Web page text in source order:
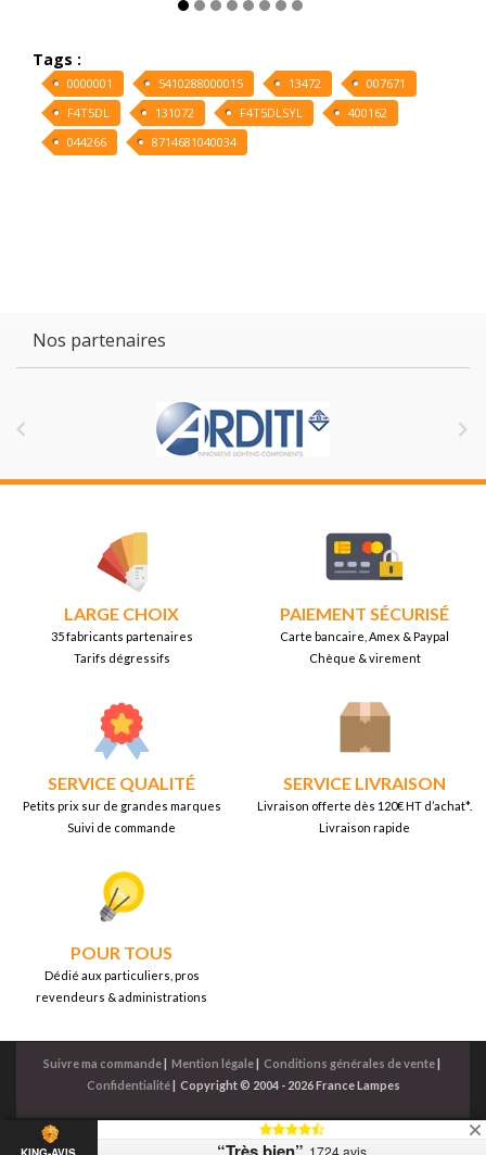
Tags :
0000001 5410288000015 13472
007671
F4T5DL
131072 F4T5DLSYL
400162
044266
8714681040034
Nos partenaires
 
LARGE CHOIX
35 fabricants partenaires
Tarifs dégressifs
PAIEMENT SÉCURISÉ
Carte bancaire, Amex & Paypal
Chèque & virement
SERVICE QUALITÉ
Petits prix sur de grandes marques
Suivi de commande
SERVICE LIVRAISON
Livraison offerte dès 120€ HT d’achat*.
Livraison rapide
POUR TOUS
Dédié aux particuliers, pros
revendeurs & administrations
Suivre ma commande| Mention légale| Conditions générales de vente|
Confidentialité| Copyright © 2004 - 2026 France Lampes
1724 avis